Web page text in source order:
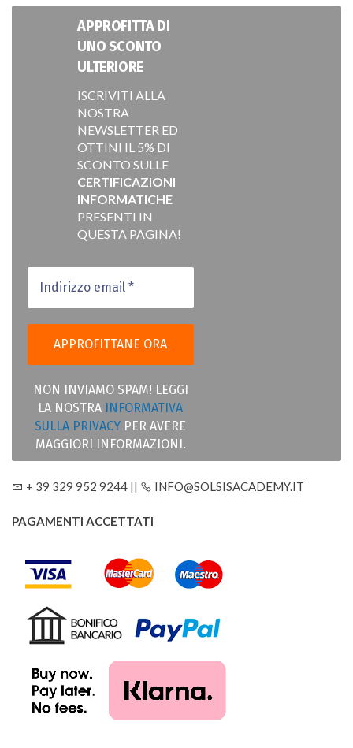
APPROFITTA DI
UNO SCONTO
ULTERIORE
ISCRIVITI ALLA
NOSTRA
NEWSLETTER ED
OTTINI IL 5% DI
SCONTO SULLE
CERTIFICAZIONI
INFORMATICHE
PRESENTI IN
QUESTA PAGINA!
NON INVIAMO SPAM! LEGGI
LA NOSTRA
INFORMATIVA
SULLA PRIVACY PER AVERE
MAGGIORI INFORMAZIONI.
+ 39 329 952 9244 || INFO@SOLSISACADEMY.IT
PAGAMENTI ACCETTATI